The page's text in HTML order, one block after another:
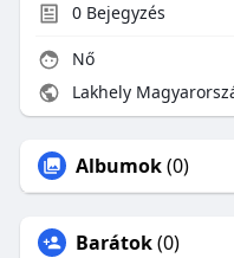
0Bejegyzés
Nő
Lakhely
Albumok(0)
Barátok(0)